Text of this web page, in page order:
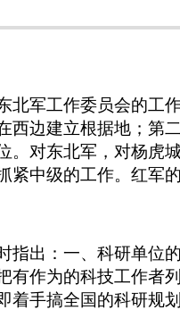
北军工作委员会的工
西边建立根据地；第
。对东北军，对杨虎
中级的工作。红军
指出：一、科研单位
有作为的科技工作者
着手搞全国的科研规